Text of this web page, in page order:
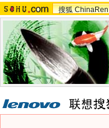
搜狐 ChinaRen